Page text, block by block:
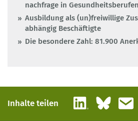
nachfrage in Gesundheitsberufen
Ausbildung als (un)freiwillige
abhängig Beschäftigte
Die besondere Zahl: 81.900
Inhalte teilen LinkedInBluesky